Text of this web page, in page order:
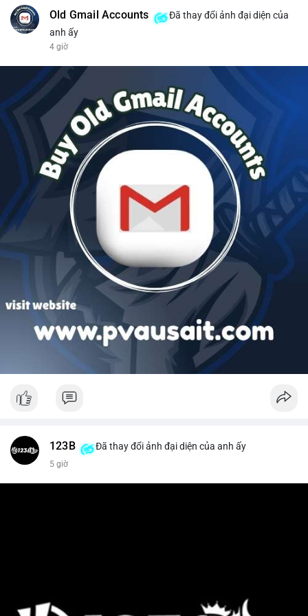
Old Gmail Accounts
Đã thay đổi ảnh đại diện của
anh ấy
4 giờ
123B Đã thay đổi ảnh đại diện của anh ấy
5 giờ